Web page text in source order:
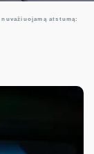
atstumą: